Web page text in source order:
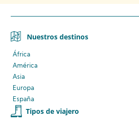
Nuestros destinos
África
América
Asia
Europa
España
Tipos de viajero